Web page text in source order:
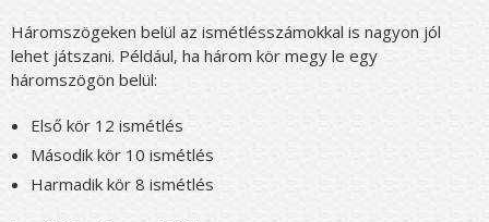
Háromszögeken belül az ismétlésszámokkal is nagyon jól
lehet játszani. Például, ha három kör megy le egy
háromszögön belül:
Első kör 12 ismétlés
Második kör 10 ismétlés
Harmadik kör 8 ismétlés